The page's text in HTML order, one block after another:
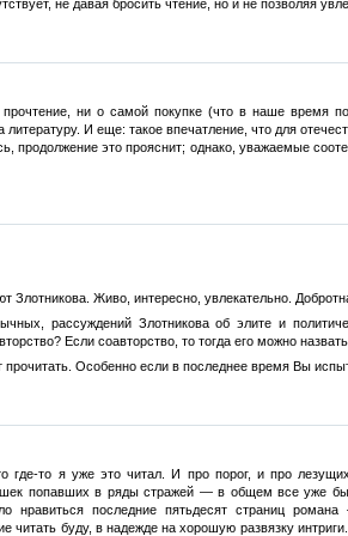
не давая бросить чтение, но и не позволяя
ни о самой покупке (что в наше время
И еще: такое впечатление, что для
продолжение это прояснит; однако, уважаемые
Злотникова. Живо, интересно, увлекательно.
рассуждений Злотникова об элите и
Если соавторство, то тогда его можно
Особенно если в последнее время Вы
то я уже это читал. И про порог, и про
попавших в ряды стражей — в общем все уже
последние пятьдесят страниц романа
читать буду, в надежде на хорошую развязку